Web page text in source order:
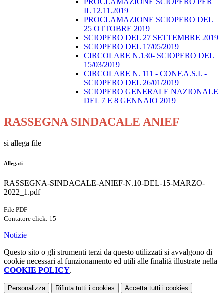
IL 12.11.2019
PROCLAMAZIONE SCIOPERO DEL
25 OTTOBRE 2019
SCIOPERO DEL 27 SETTEMBRE 2019
SCIOPERO DEL 17/05/2019
CIRCOLARE N.130- SCIOPERO DEL
15/03/2019
CIRCOLARE N. 111 - CONF.A.S.I. -
SCIOPERO DEL 26/01/2019
SCIOPERO GENERALE NAZIONALE
DEL 7 E 8 GENNAIO 2019
RASSEGNA SINDACALE ANIEF
si allega file
Allegati
RASSEGNA-SINDACALE-ANIEF-N.10-DEL-15-MARZO-
2022_1.pdf
File PDF
Contatore click: 15
Notizie
Questo sito o gli strumenti terzi da questo utilizzati si avvalgono di
cookie necessari al funzionamento ed utili alle finalità illustrate nella
COOKIE POLICY.
Personalizza Rifiuta tutti i cookies Accetta tutti i cookies